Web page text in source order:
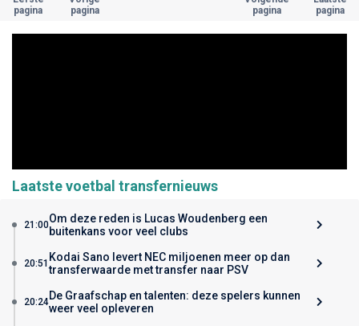
pagina
pagina
pagina
pagina
Laatste voetbal transfernieuws
21:00Om deze reden is Lucas Woudenberg een
buitenkans voor veel clubs
20:51 Kodai Sano levert NEC miljoenen meer op dan
transferwaarde met transfer naar PSV
20:24De Graafschap en talenten: deze spelers kunnen
weer veel opleveren